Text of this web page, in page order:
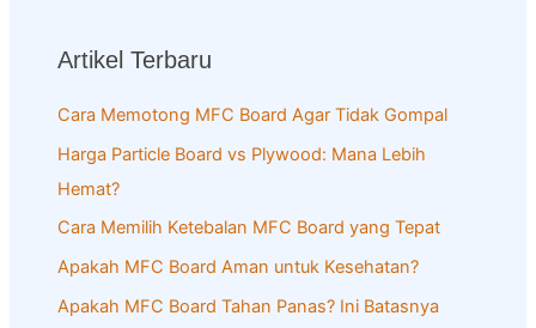
h
f
Artikel Terbaru
Cara Memotong MFC Board Agar Tidak Gompal
Harga Particle Board vs Plywood: Mana Lebih
Hemat?
Cara Memilih Ketebalan MFC Board yang Tepat
Apakah MFC Board Aman untuk Kesehatan?
Apakah MFC Board Tahan Panas? Ini Batasnya